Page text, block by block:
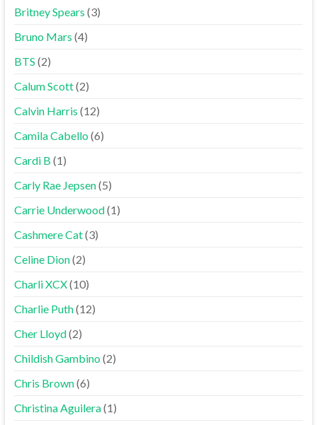
Britney Spears (3)
Bruno Mars (4)
BTS (2)
Calum Scott(2)
Calvin Harris (12)
Camila Cabello(6)
Cardi B (1)
Carly Rae Jepsen(5)
Carrie Underwood(1)
Cashmere Cat(3)
Celine Dion(2)
Charli XCX(10)
Charlie Puth(12)
Cher Lloyd(2)
Childish Gambino(2)
Chris Brown(6)
Christina Aguilera(1)